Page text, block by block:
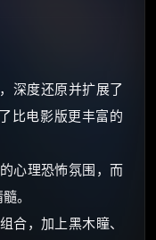
，深度还原并扩展了
比电影版更丰富的
心理恐怖氛围，而
。
合，加上黑木瞳、